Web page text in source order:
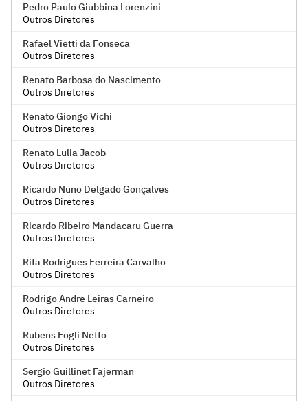
Pedro Paulo Giubbina Lorenzini
Outros Diretores
Rafael Vietti da Fonseca
Outros Diretores
Renato Barbosa do Nascimento
Outros Diretores
Renato Giongo Vichi
Outros Diretores
Renato Lulia Jacob
Outros Diretores
Ricardo Nuno Delgado Gonçalves
Outros Diretores
Ricardo Ribeiro Mandacaru Guerra
Outros Diretores
Rita Rodrigues Ferreira Carvalho
Outros Diretores
Rodrigo Andre Leiras Carneiro
Outros Diretores
Rubens Fogli Netto
Outros Diretores
Sergio Guillinet Fajerman
Outros Diretores